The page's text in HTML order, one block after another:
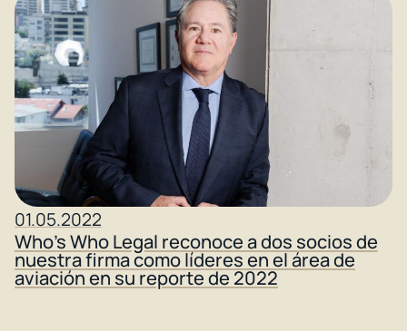
01.05.2022
Who’s Who Legal reconoce a dos socios de
nuestra firma como líderes en el área de
aviación en su reporte de 2022